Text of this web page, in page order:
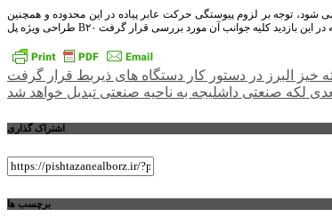
توجه بر لزوم پیوستگی حرکت عابر پیاده در این محدوده و همچنین
راهبری
نوشته
خیز البرز در دستور کار دستگاه های ذیربط قرار گرفت
لکه صنعتی داشلیجه به ناحیه صنعتی تبدیل خواهد شد
اشتراک گذاری
برچسب ها